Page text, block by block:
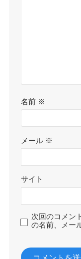
名前 ※
メール ※
サイト
次回のコメン
の名前、メー